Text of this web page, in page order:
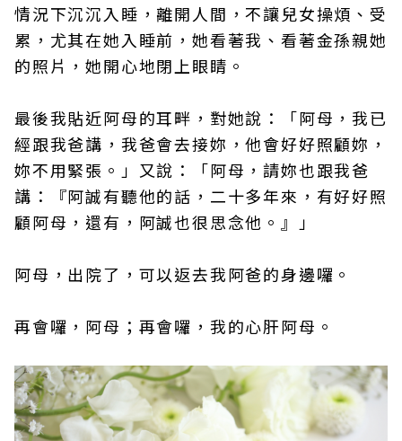
情況下沉沉入睡，離開人間，不讓兒女操煩、受
累，尤其在她入睡前，她看著我、看著金孫親她
的照片，她開心地閉上眼睛。
最後我貼近阿母的耳畔，對她說：「阿母，我已
經跟我爸講，我爸會去接妳，他會好好照顧妳，
妳不用緊張。」又說：「阿母，請妳也跟我爸
講：『阿誠有聽他的話，二十多年來，有好好照
顧阿母，還有，阿誠也很思念他。』」
阿母，出院了，可以返去我阿爸的身邊囉。
再會囉，阿母；再會囉，我的心肝阿母。